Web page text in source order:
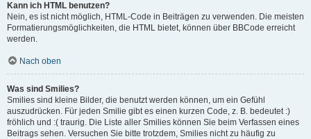
Kann ich HTML benutzen?
Nein, es ist nicht möglich, HTML-Code in Beiträgen zu verwenden. Die meisten
Formatierungsmöglichkeiten, die HTML bietet, können über BBCode erreicht
werden.
Nach oben
Was sind Smilies?
Smilies sind kleine Bilder, die benutzt werden können, um ein Gefühl
auszudrücken. Für jeden Smilie gibt es einen kurzen Code, z. B. bedeutet :)
fröhlich und :( traurig. Die Liste aller Smilies können Sie beim Verfassen eines
Beitrags sehen. Versuchen Sie bitte trotzdem, Smilies nicht zu häufig zu